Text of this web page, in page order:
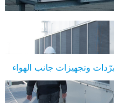
وتجهيزات جانب الهواء